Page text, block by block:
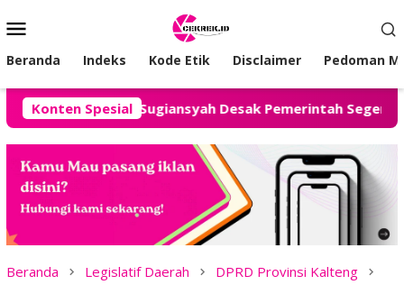
ke
Mobile
Beranda Indeks Kode Etik Disclaimer Pedoman
Konten Spesial
Sugiansyah Desak Pemerintah Segera Hadirkan
Beranda Legislatif Daerah DPRD Provinsi Kalteng